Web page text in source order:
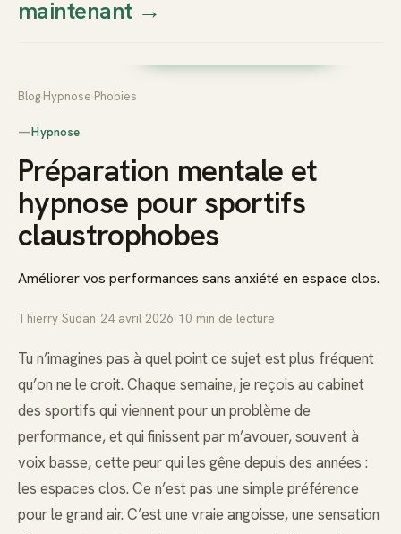
Thierry
Prendre rendez-vous dès
maintenant→
Blog Hypnose Phobies
—Hypnose
Préparation mentale et
hypnose pour sportifs
claustrophobes
Améliorer vos performances sans anxiété en espace clos.
Thierry Sudan 24 avril 2026 10 min de lecture
Tu n’imagines pas à quel point ce sujet est plus fréquent
qu’on ne le croit. Chaque semaine, je reçois au cabinet
des sportifs qui viennent pour un problème de
performance, et qui finissent par m’avouer, souvent à
voix basse, cette peur qui les gêne depuis des années :
les espaces clos. Ce n’est pas une simple préférence
pour le grand air. C’est une vraie angoisse, une sensation